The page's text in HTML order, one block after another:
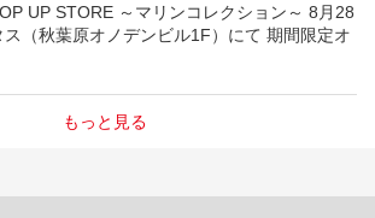
UP STORE ～マリンコレクション～ 8月28
（秋葉原オノデンビル1F）にて 期間限定オ
もっと見る